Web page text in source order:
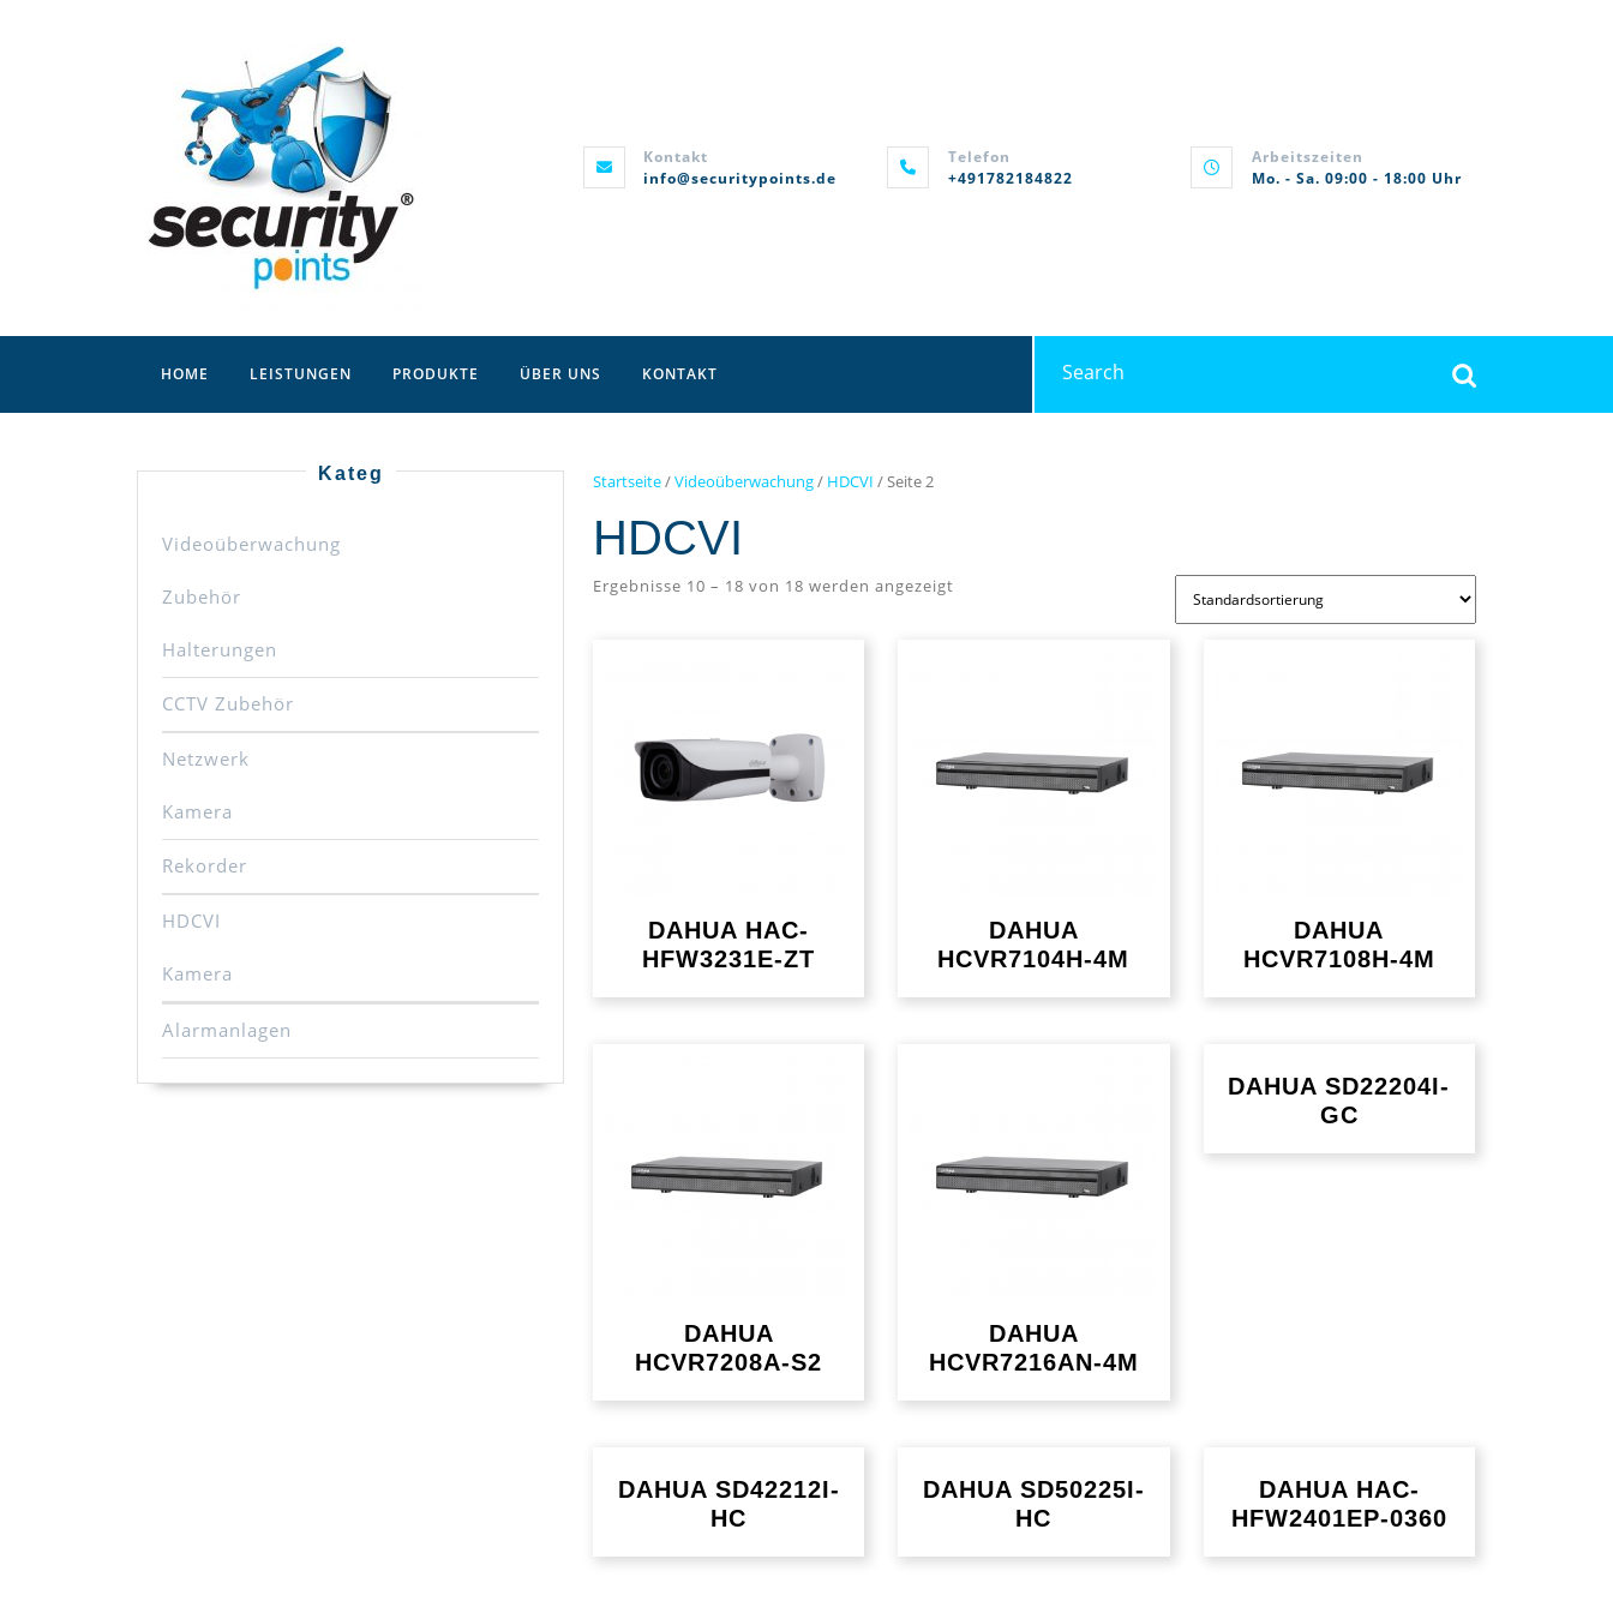
Kontakt
info@securitypoints.de
Telefon
+491782184822
Arbeitszeiten
Mo. - Sa. 09:00 - 18:00 Uhr
HOME LEISTUNGEN PRODUKTE ÜBER UNS KONTAKT
for:
Kateg
Videoüberwachung
Zubehör
Halterungen
CCTV Zubehör
Netzwerk
Kamera
Rekorder
HDCVI
Kamera
Alarmanlagen
Startseite/Videoüberwachung/ HDCVI / Seite 2
HDCVI
Ergebnisse 10 – 18 von 18 werden angezeigt
DAHUA HAC-
HFW3231E-ZT
DAHUA
HCVR7104H-4M
DAHUA
HCVR7108H-4M
DAHUA
HCVR7208A-S2
DAHUA
HCVR7216AN-4M
DAHUA SD22204I-
GC
DAHUA SD42212I-
HC
DAHUA SD50225I-
HC
DAHUA HAC-
HFW2401EP-0360